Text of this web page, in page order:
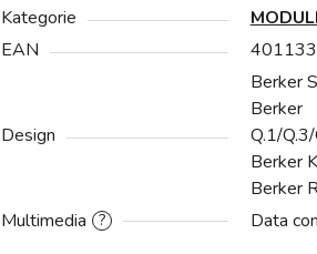
Kategorie
EAN
Design
Berker
Berker
Q.1/
Berker
Berker
?
Multimedia Data